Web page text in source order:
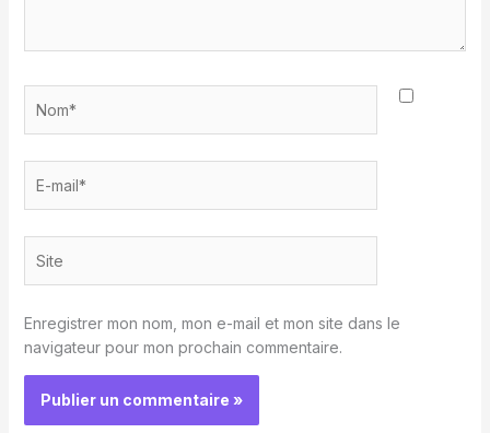
mail*
Enregistrer mon nom, mon e-mail et mon site dans le
navigateur pour mon prochain commentaire.